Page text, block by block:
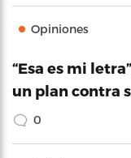
Opiniones
“Esa es mi
un plan contra
0